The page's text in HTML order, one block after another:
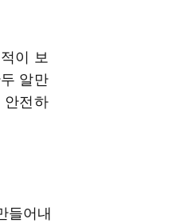
이 보
알만
안전하
들어내